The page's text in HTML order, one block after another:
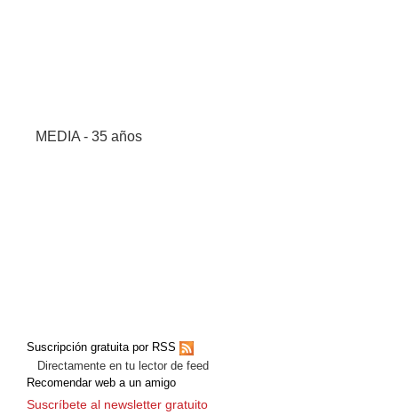
MEDIA - 35 años
Suscripción gratuita por RSS
Directamente en tu lector de feed
Recomendar web a un amigo
Suscríbete al newsletter gratuito